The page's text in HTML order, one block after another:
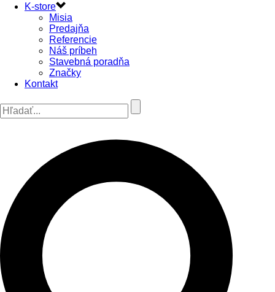
K-store
Misia
Predajňa
Referencie
Náš príbeh
Stavebná poradňa
Značky
Kontakt